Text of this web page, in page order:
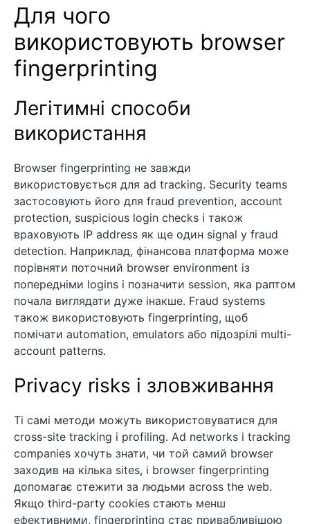
Для чого
використовують browser
fingerprinting
Легітимні способи
використання
Browser fingerprinting не завжди
використовується для ad tracking. Security teams
застосовують його для fraud prevention, account
protection, suspicious login checks і також
враховують IP address як ще один signal у fraud
detection. Наприклад, фінансова платформа може
порівняти поточний browser environment із
попередніми logins і позначити session, яка раптом
почала виглядати дуже інакше. Fraud systems
також використовують fingerprinting, щоб
помічати automation, emulators або підозрілі multi-
account patterns.
Privacy risks і зловживання
Ті самі методи можуть використовуватися для
cross-site tracking і profiling. Ad networks і tracking
companies хочуть знати, чи той самий browser
заходив на кілька sites, і browser fingerprinting
допомагає стежити за людьми across the web.
Якщо third-party cookies стають менш
ефективними, fingerprinting стає привабливішою